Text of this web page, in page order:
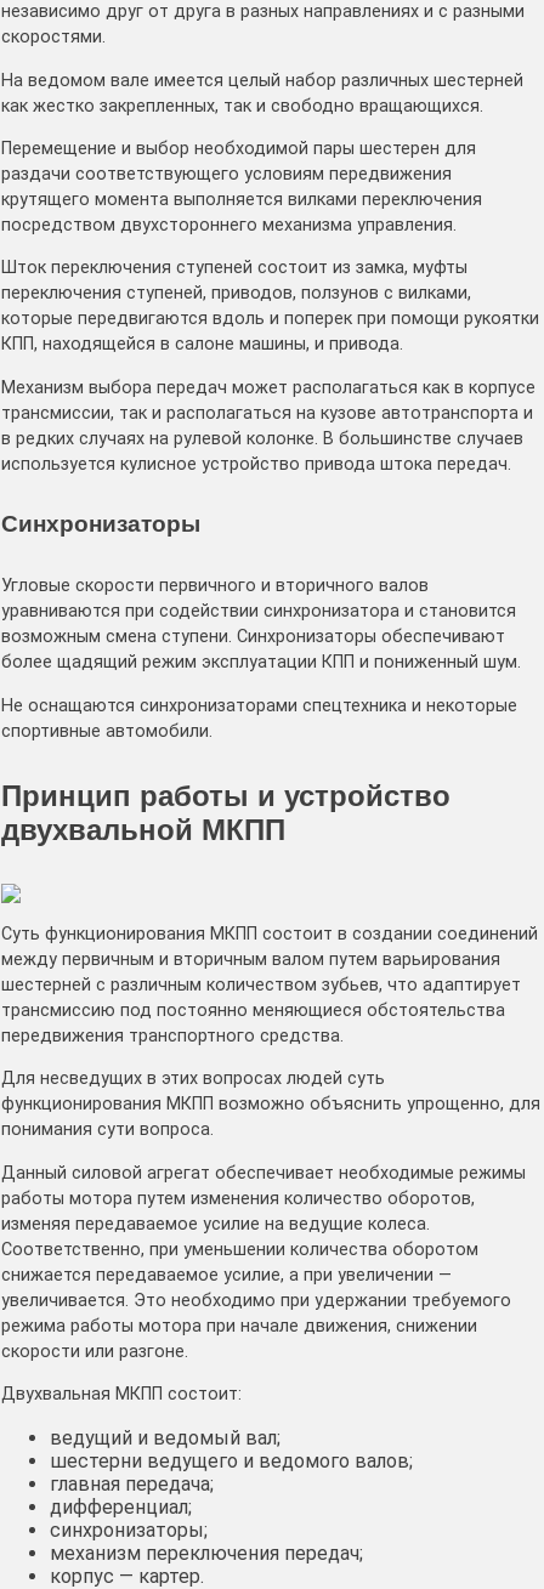
независимо друг от друга в разных направлениях и с разными
скоростями.
На ведомом вале имеется целый набор различных шестерней
как жестко закрепленных, так и свободно вращающихся.
Перемещение и выбор необходимой пары шестерен для
раздачи соответствующего условиям передвижения
крутящего момента выполняется вилками переключения
посредством двухстороннего механизма управления.
Шток переключения ступеней состоит из замка, муфты
переключения ступеней, приводов, ползунов с вилками,
которые передвигаются вдоль и поперек при помощи рукоятки
КПП, находящейся в салоне машины, и привода.
Механизм выбора передач может располагаться как в корпусе
трансмиссии, так и располагаться на кузове автотранспорта и
в редких случаях на рулевой колонке. В большинстве случаев
используется кулисное устройство привода штока передач.
Синхронизаторы
Угловые скорости первичного и вторичного валов
уравниваются при содействии синхронизатора и становится
возможным смена ступени. Синхронизаторы обеспечивают
более щадящий режим эксплуатации КПП и пониженный шум.
Не оснащаются синхронизаторами спецтехника и некоторые
спортивные автомобили.
Принцип работы и устройство
двухвальной МКПП
Суть функционирования МКПП состоит в создании соединений
между первичным и вторичным валом путем варьирования
шестерней с различным количеством зубьев, что адаптирует
трансмиссию под постоянно меняющиеся обстоятельства
передвижения транспортного средства.
Для несведущих в этих вопросах людей суть
функционирования МКПП возможно объяснить упрощенно, для
понимания сути вопроса.
Данный силовой агрегат обеспечивает необходимые режимы
работы мотора путем изменения количество оборотов,
изменяя передаваемое усилие на ведущие колеса.
Соответственно, при уменьшении количества оборотом
снижается передаваемое усилие, а при увеличении —
увеличивается. Это необходимо при удержании требуемого
режима работы мотора при начале движения, снижении
скорости или разгоне.
Двухвальная МКПП состоит:
ведущий и ведомый вал;
шестерни ведущего и ведомого валов;
главная передача;
дифференциал;
синхронизаторы;
механизм переключения передач;
корпус — картер.